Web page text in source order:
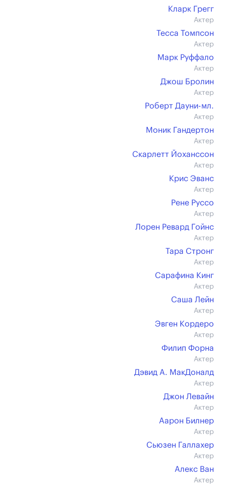
Кларк Грегг
Актер
Тесса Томпсон
Актер
Марк Руффало
Актер
Джош Бролин
Актер
Роберт Дауни-мл.
Актер
Моник Гандертон
Актер
Скарлетт Йоханссон
Актер
Крис Эванс
Актер
Рене Руссо
Актер
Лорен Ревард Гойнс
Актер
Тара Стронг
Актер
Сарафина Кинг
Актер
Саша Лейн
Актер
Эвген Кордеро
Актер
Филип Форна
Актер
Дэвид А. МакДоналд
Актер
Джон Левайн
Актер
Аарон Билнер
Актер
Сьюзен Галлахер
Актер
Алекс Ван
Актер